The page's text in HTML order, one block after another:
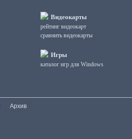
Видеокарты
рейтинг видеокарт
сравнить видеокарты
Игры
каталог игр для Windows
Архив